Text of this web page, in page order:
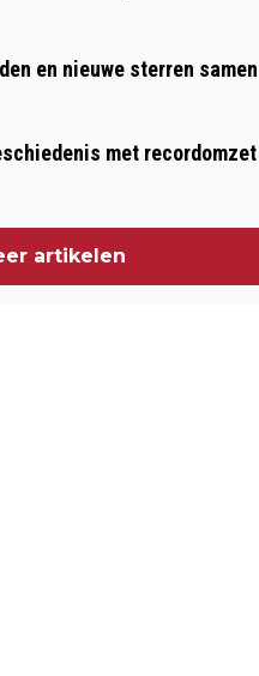
en nieuwe sterren
met recordomzet
artikelen